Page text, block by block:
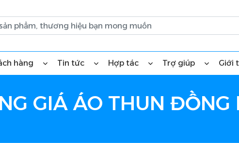
hàng Tin tức Hợp tác Trợ giúp Giới
GIÁ ÁO THUN ĐỒNG